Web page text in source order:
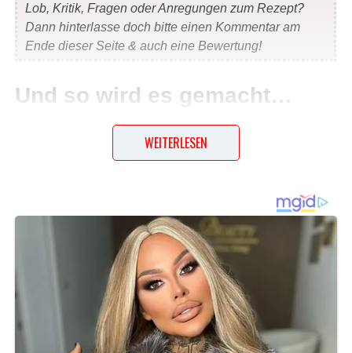
Lob, Kritik, Fragen oder Anregungen zum Rezept?
Dann hinterlasse doch bitte einen Kommentar am
Ende dieser Seite & auch eine Bewertung!
Und so wird es gemacht…
Das Gemüse putzen, waschen und würfeln. Im Wasser
mindestens 1 Stunde lang kochen. Mit Salz
Tipp: Wenn Sie davon gleich eine größere Menge
zubereiten, haben Sie immer ausreichend Vorrat. Sie
können die Brühe im Kühlschrank aufbewahren, aber
auch einfrieren. Sie eignet auch zum Aufgießen der
verschiedensten Gerichte und Speisen.
WEITERLESEN